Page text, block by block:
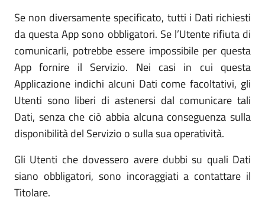
Se non diversamente specificato, tutti i Dati richiesti
da questa App sono obbligatori. Se l’Utente rifiuta di
comunicarli, potrebbe essere impossibile per questa
App fornire il Servizio. Nei casi in cui questa
Applicazione indichi alcuni Dati come facoltativi, gli
Utenti sono liberi di astenersi dal comunicare tali
Dati, senza che ciò abbia alcuna conseguenza sulla
disponibilità del Servizio o sulla sua operatività.
Gli Utenti che dovessero avere dubbi su quali Dati
siano obbligatori, sono incoraggiati a contattare il
Titolare.